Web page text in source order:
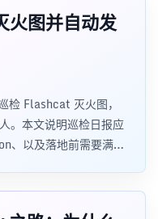
图并自动发
Flashcat 灭火图，
。本文说明巡检日报应
、以及落地前需要满足